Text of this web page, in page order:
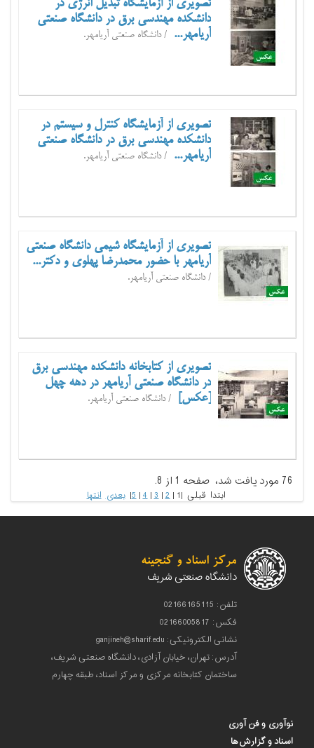
تصویری از آزمایشگاه تبدیل انرژی در
دانشکده مهندسی برق در دانشگاه صنعتی
آریامهر...
/ دانشگاه صنعتی آریامهر.
تصویری از آزمایشگاه کنترل و سیستم در
دانشکده مهندسی برق در دانشگاه صنعتی
آریامهر...
/ دانشگاه صنعتی آریامهر.
تصویری از آزمایشگاه شیمی دانشگاه صنعتی
آریامهر با حضور محمدرضا پهلوی و دکتر...
/ دانشگاه صنعتی آریامهر.
تصویری از کتابخانه دانشکده مهندسی برق
در دانشگاه صنعتی آریامهر در دهه چهل
[عکس]
/ دانشگاه صنعتی آریامهر.
76 مورد يافت شد، صفحه 1 از 8.
ابتدا قبلی |1
|
2
|
3
|
4
|
5
|بعدی انتها
تلفن: 02166165115
فکس: 02166005817
نشانی الکترونیکی: ganjineh@sharif.edu
آدرس: تهران، خیابان آزادی، دانشگاه صنعتی شریف،
ساختمان کتابخانه مرکزی و مرکز اسناد، طبقه چهارم
نوآوری و فن آوری
اسناد و گزارش‌ها